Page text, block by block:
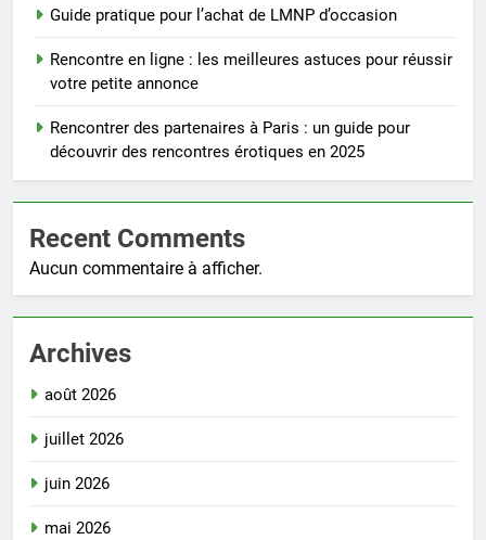
Guide pratique pour l’achat de LMNP d’occasion
Rencontre en ligne : les meilleures astuces pour réussir
votre petite annonce
Rencontrer des partenaires à Paris : un guide pour
découvrir des rencontres érotiques en 2025
Recent Comments
Aucun commentaire à afficher.
Archives
août 2026
juillet 2026
juin 2026
mai 2026